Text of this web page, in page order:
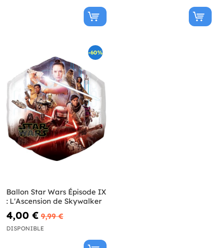
-60%
Ballon Star Wars Épisode IX
: L'Ascension de Skywalker
4,00 € 9,99 €
DISPONIBLE